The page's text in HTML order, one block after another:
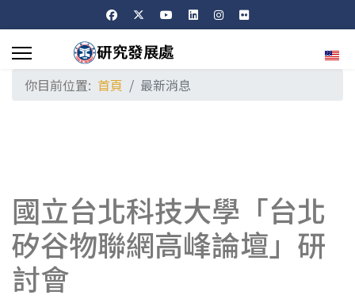
選擇
你目前位置: 首頁 最新消息
國立台北科技大學「台北
矽谷物聯網高峰論壇」研
討會